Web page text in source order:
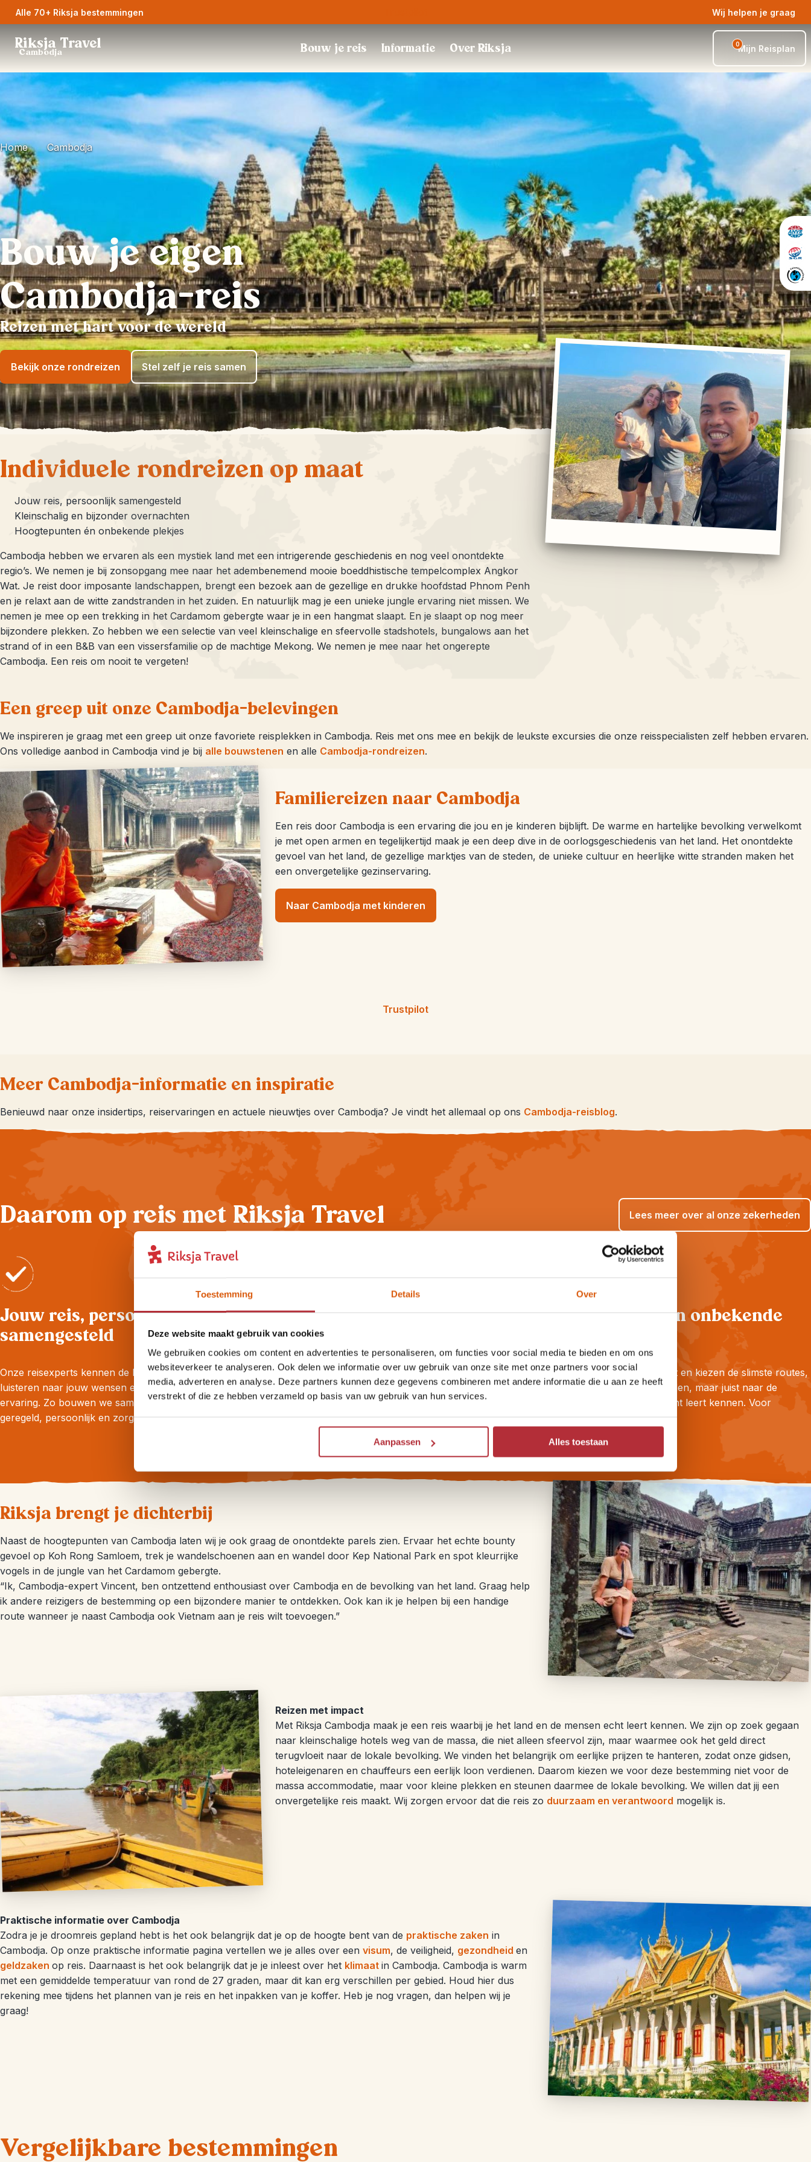
Toestemming Details Over
Deze website maakt gebruik van cookies
We gebruiken cookies om content en advertenties te personaliseren, om functies voor social media te bieden en om ons
websiteverkeer te analyseren. Ook delen we informatie over uw gebruik van onze site met onze partners voor social
media, adverteren en analyse. Deze partners kunnen deze gegevens combineren met andere informatie die u aan ze heeft
verstrekt of die ze hebben verzameld op basis van uw gebruik van hun services.
Aanpassen Alles toestaan
Alle 70+ Riksja bestemmingen Wij helpen je graag
Riksja Travel
Cambodja Bouw je reis Informatie Over Riksja 0Mijn Reisplan
Home Cambodja
Bouw je eigen
Cambodja-reis
Reizen met hart voor de wereld
Bekijk onze rondreizen Stel zelf je reis samen
Individuele rondreizen op maat
Jouw reis, persoonlijk samengesteld
Kleinschalig en bijzonder overnachten
Hoogtepunten én onbekende plekjes
Cambodja hebben we ervaren als een mystiek land met een intrigerende geschiedenis en nog veel onontdekte
regio’s. We nemen je bij zonsopgang mee naar het adembenemend mooie boeddhistische tempelcomplex Angkor
Wat. Je reist door imposante landschappen, brengt een bezoek aan de gezellige en drukke hoofdstad Phnom Penh
en je relaxt aan de witte zandstranden in het zuiden. En natuurlijk mag je een unieke jungle ervaring niet missen. We
nemen je mee op een trekking in het Cardamom gebergte waar je in een hangmat slaapt. En je slaapt op nog meer
bijzondere plekken. Zo hebben we een selectie van veel kleinschalige en sfeervolle stadshotels, bungalows aan het
strand of in een B&B van een vissersfamilie op de machtige Mekong. We nemen je mee naar het ongerepte
Cambodja. Een reis om nooit te vergeten!
Een greep uit onze Cambodja-belevingen
We inspireren je graag met een greep uit onze favoriete reisplekken in Cambodja. Reis met ons mee en bekijk de leukste excursies die onze reisspecialisten zelf hebben ervaren.
Ons volledige aanbod in Cambodja vind je bij alle bouwstenen en alle Cambodja-rondreizen.
Familiereizen naar Cambodja
Een reis door Cambodja is een ervaring die jou en je kinderen bijblijft. De warme en hartelijke bevolking verwelkomt
je met open armen en tegelijkertijd maak je een deep dive in de oorlogsgeschiedenis van het land. Het onontdekte
gevoel van het land, de gezellige marktjes van de steden, de unieke cultuur en heerlijke witte stranden maken het
een onvergetelijke gezinservaring.
Naar Cambodja met kinderen
Trustpilot
Meer Cambodja-informatie en inspiratie
Benieuwd naar onze insidertips, reiservaringen en actuele nieuwtjes over Cambodja? Je vindt het allemaal op ons Cambodja-reisblog.
Daarom op reis met Riksja Travel Lees meer over al onze zekerheden
Jouw reis, persoonlijk
samengesteld
Onze reisexperts kennen de bestemming door en door,
luisteren naar jouw wensen en adviseren uit eigen
ervaring. Zo bouwen we samen jouw reis op maat: goed
geregeld, persoonlijk en zorgeloos.
Kleinschalig en bijzonder
overnachten
Onze hotels zijn handpicked, kleinschalig en persoonlijk,
vaak gerund door lokale ondernemers. Zo slaap je
sfeervol én reis je met hart voor de wereld. Sinds 2025
zijn we zelfs B Corp™ gecertificeerd.
Hoogtepunten én onbekende
We zijn er zelf vaak geweest en kiezen de slimste routes,
weg van de platgetrapte paden, maar juist naar de
plekken waar je het land écht leert kennen. Voor
reizigers, door reizigers.
Riksja brengt je dichterbij
Naast de hoogtepunten van Cambodja laten wij je ook graag de onontdekte parels zien. Ervaar het echte bounty
gevoel op Koh Rong Samloem, trek je wandelschoenen aan en wandel door Kep National Park en spot kleurrijke
vogels in de jungle van het Cardamom gebergte.
“Ik, Cambodja-expert Vincent, ben ontzettend enthousiast over Cambodja en de bevolking van het land. Graag help
ik andere reizigers de bestemming op een bijzondere manier te ontdekken. Ook kan ik je helpen bij een handige
route wanneer je naast Cambodja ook Vietnam aan je reis wilt toevoegen.”
Reizen met impact
Met Riksja Cambodja maak je een reis waarbij je het land en de mensen echt leert kennen. We zijn op zoek gegaan
naar kleinschalige hotels weg van de massa, die niet alleen sfeervol zijn, maar waarmee ook het geld direct
terugvloeit naar de lokale bevolking. We vinden het belangrijk om eerlijke prijzen te hanteren, zodat onze gidsen,
hoteleigenaren en chauffeurs een eerlijk loon verdienen. Daarom kiezen we voor deze bestemming niet voor de
massa accommodatie, maar voor kleine plekken en steunen daarmee de lokale bevolking. We willen dat jij een
onvergetelijke reis maakt. Wij zorgen ervoor dat die reis zo duurzaam en verantwoord mogelijk is.
Praktische informatie over Cambodja
Zodra je je droomreis gepland hebt is het ook belangrijk dat je op de hoogte bent van de praktische zaken in
Cambodja. Op onze praktische informatie pagina vertellen we je alles over een visum, de veiligheid, gezondheid en
geldzaken op reis. Daarnaast is het ook belangrijk dat je je inleest over het klimaat in Cambodja. Cambodja is warm
met een gemiddelde temperatuur van rond de 27 graden, maar dit kan erg verschillen per gebied. Houd hier dus
rekening mee tijdens het plannen van je reis en het inpakken van je koffer. Heb je nog vragen, dan helpen wij je
graag!
Vergelijkbare bestemmingen